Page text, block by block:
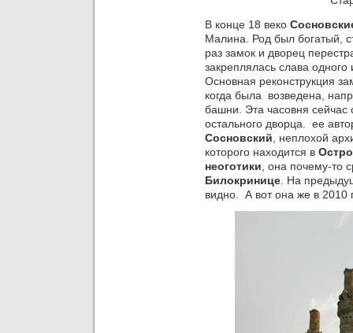
В конце 18 веко
Малина. Род был богатый,
раз замок и дворец
закреплялась слава
Основная реконструкция
когда была возведена,
башни. Эта часовня сейчас
остального дворца. ее
Сосновский , неплохой
которого находится в
неоготики , она почему-то
Билокринице . На
видно. А вот она же в 2010